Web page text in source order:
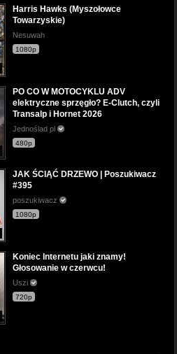
Harris Hawks (Myszołowce
Towarzyskie)
Nesuwah
1080p
PO CO W MOTOCYKLU ADV
elektryczne sprzęgło? E-Clutch, czyli
Transalp i Hornet 2026
Jednoślad pl
480p
JAK ŚCIĄĆ DRZEWO | Poszukiwacz
#395
poszukiwacz
1080p
Koniec Internetu jaki znamy!
Głosowanie w czerwcu!
Uszi
720p